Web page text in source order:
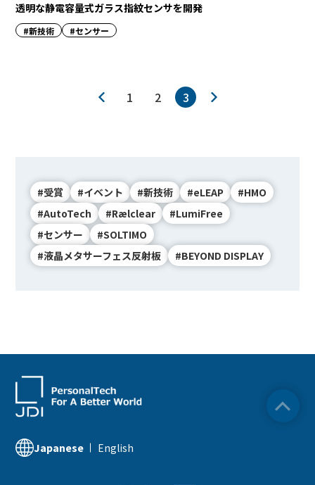
透明な静電容量式ガラス指紋センサを開発
#新技術 #センサー
1 2 3
#受賞 #イベント #新技術 #eLEAP
#HMO
#AutoTech
#Rælclear
#LumiFree
#センサー
#SOLTIMO
#液晶メタサーフェス反射板
#BEYOND DISPLAY
Japanese English